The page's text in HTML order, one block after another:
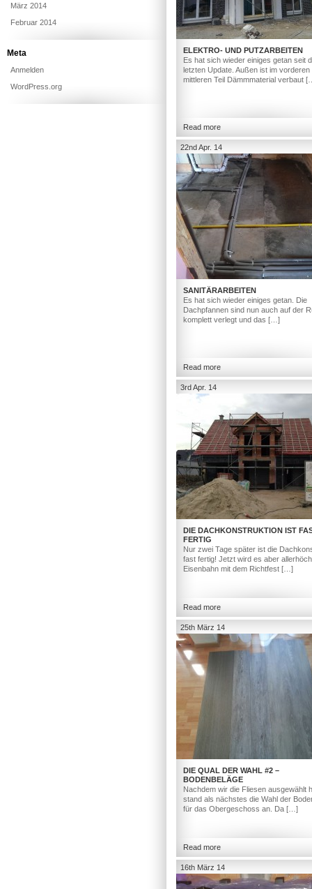
ELEKTRO- UND PUTZARBEITEN
Es hat sich wieder einiges getan seit
letzten Update. Außen ist im vorderen
mittleren Teil Dämmmaterial verbaut
Read more
22nd Apr. 14
SANITÄRARBEITEN
Es hat sich wieder einiges getan. Die
Dachpfannen sind nun auch auf der
komplett verlegt und das […]
Read more
3rd Apr. 14
DIE DACHKONSTRUKTION IST
FERTIG
Nur zwei Tage später ist die
fast fertig! Jetzt wird es aber
Eisenbahn mit dem Richtfest […]
Read more
25th März 14
DIE QUAL DER WAHL #2 –
BODENBELÄGE
Nachdem wir die Fliesen ausgewählt
stand als nächstes die Wahl der
für das Obergeschoss an. Da […]
Read more
16th März 14
März 2014
Februar 2014
Meta
Anmelden
WordPress.org